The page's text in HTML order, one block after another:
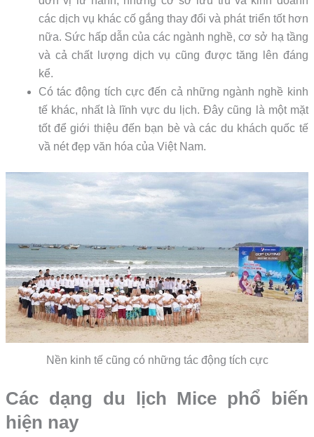
các dịch vụ khác cố gắng thay đổi và phát triển tốt hơn
nữa. Sức hấp dẫn của các ngành nghề, cơ sở hạ tầng
và cả chất lượng dịch vụ cũng được tăng lên đáng
kể.
Có tác động tích cực đến cả những ngành nghề kinh
tế khác, nhất là lĩnh vực du lịch. Đây cũng là một mặt
tốt để giới thiệu đến bạn bè và các du khách quốc tế
vầ nét đẹp văn hóa của Việt Nam.
Nền kinh tế cũng có những tác động tích cực
Các dạng du lịch Mice phổ biến
hiện nay